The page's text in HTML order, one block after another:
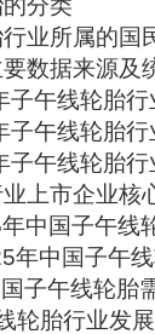
分类
业所属的国
数据来源及
子午线轮胎行
子午线轮胎
子午线轮胎
上市企业核
中国子午线
年中国子午
子午线轮胎
轮胎行业发